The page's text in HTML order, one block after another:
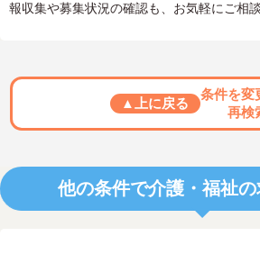
報収集や募集状況の確認も、お気軽にご相談
▲上に戻る
条件を変
再検
他の条件で介護・福祉